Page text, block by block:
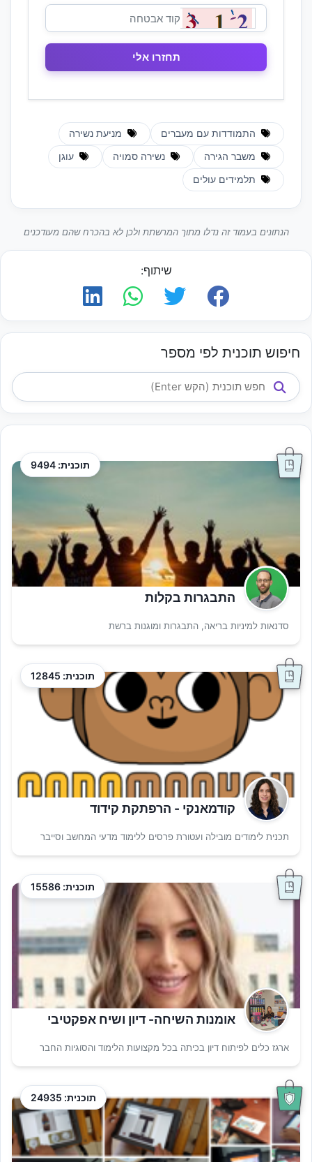
התמודדות עם מעברים מניעת נשירה
משבר הגירה נשירה סמויה עוגן
תלמידים עולים
הנתונים בעמוד זה נדלו מתוך המרשתת ולכן לא בהכרח שהם מעודכנים
שיתוף:
חיפוש תוכנית לפי מספר
תוכנית: 9494
התבגרות בקלות
סדנאות למיניות בריאה, התבגרות ומוגנות ברשת
תוכנית: 12845
קודמאנקי - הרפתקת קידוד
תכנית לימודים מובילה ועטורת פרסים ללימוד מדעי המחשב וסייבר
תוכנית: 15586
אומנות השיחה- דיון ושיח אפקטיבי
ארגז כלים לפיתוח דיון בכיתה בכל מקצועות הלימוד והסוגיות החבר
תוכנית: 24935